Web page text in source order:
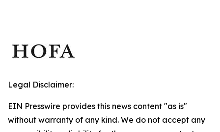
Legal Disclaimer:
EIN Presswire provides this news content "as is"
without warranty of any kind. We do not accept any